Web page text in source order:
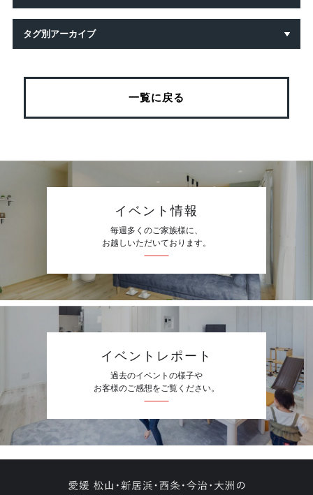
タグ別アーカイブ
一覧に戻る
イベント情報
毎週多くのご家族様に、
お越しいただいております。
イベントレポート
過去のイベントの様子や
お客様のご感想をご覧ください。